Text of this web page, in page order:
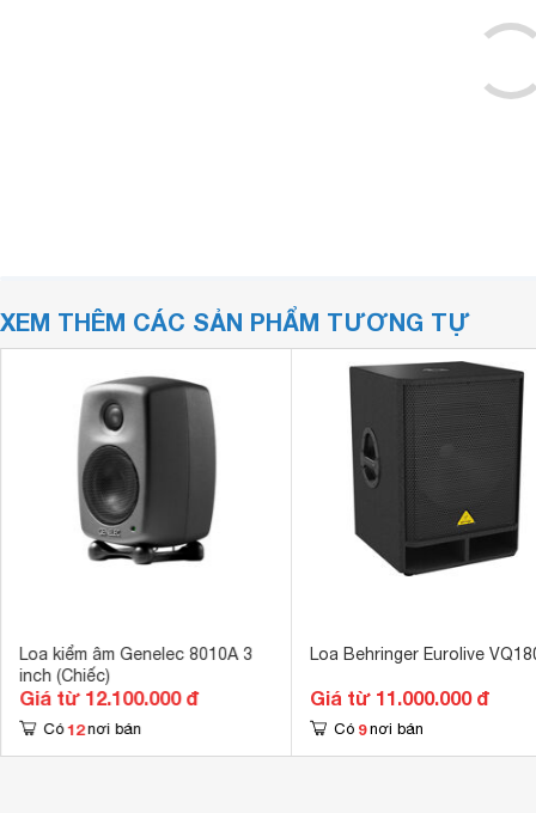
XEM THÊM CÁC SẢN PHẨM TƯƠNG TỰ
Loa kiểm âm Genelec 8010A 3
inch (Chiếc)
Giá từ 12.100.000 đ
Có 12 nơi bán
Loa Behringer Eurolive
Giá từ 11.000.000 đ
Có 9 nơi bán